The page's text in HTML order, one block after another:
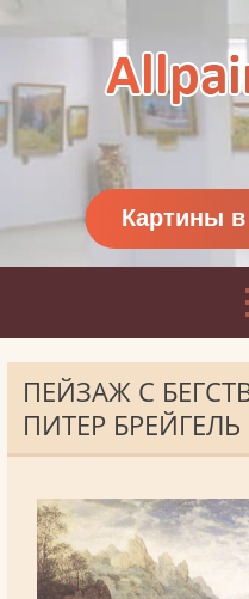
Картины классиков
и современников
Картины
ПЕЙЗАЖ С
ПИТЕР